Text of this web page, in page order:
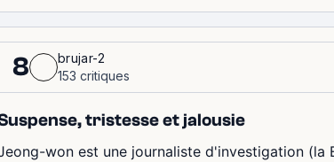
8
brujar-2
153 critiques
tristesse et jalousie
won est une journaliste d'investigation (la